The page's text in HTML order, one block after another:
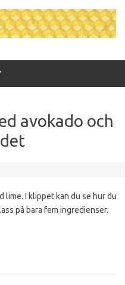
avokado och
lime. I klippet kan du se hur du
på bara fem ingredienser.